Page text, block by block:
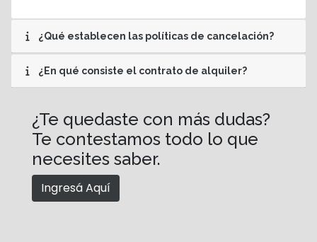
¿Qué establecen las políticas de cancelación?
¿En qué consiste el contrato de alquiler?
¿Te quedaste con más dudas?
Te contestamos todo lo que
necesites saber.
Ingresá Aquí